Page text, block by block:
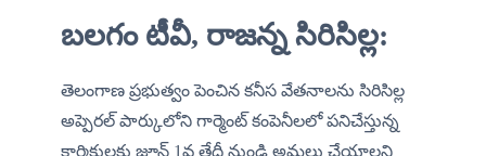
బలగం టీవీ, ​రాజన్న సిరిసిల్ల:
తెలంగాణ ప్రభుత్వం పెంచిన కనీస వేతనాలను సిరిసిల్ల
అప్పెరల్ పార్కులోని గార్మెంట్ కంపెనీలలో పనిచేస్తున్న
కార్మికులకు జూన్ 1వ తేదీ నుండి అమలు చేయాలని